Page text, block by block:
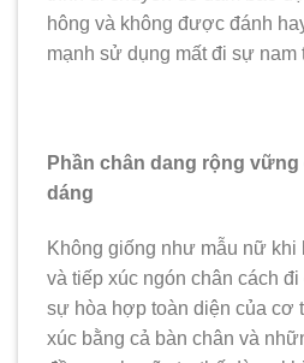
hông và không được đánh
mạnh sử dụng mất đi sự nam
Phần chân dang rộng
dáng
Không giống như mẫu nữ khi
và tiếp xúc ngón chân cách
sự hòa hợp toàn diện của cơ
xúc bằng cả bàn chân và